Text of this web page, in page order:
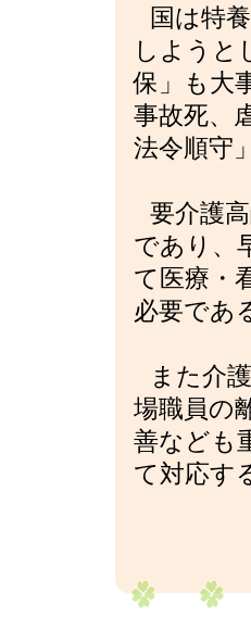
国は特
しようと
保」も大
事故死、
法令順守
要介護
であり、
て医療・
必要であ
また介
場職員の
善なども
て対応す